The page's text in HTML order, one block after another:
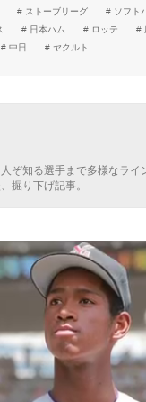
ストーブリーグ ソフト
日本ハム ロッテ
中日 ヤクルト
ぞ知る選手まで多様なライ
掘り下げ記事。